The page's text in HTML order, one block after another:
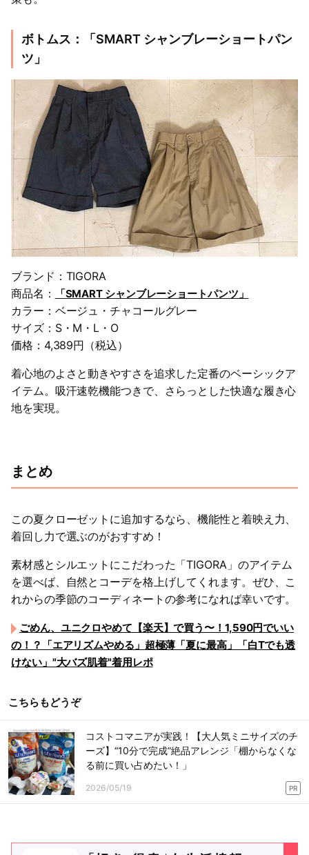
ボトムス：「SMART シャンブレーショートパン
ツ」
ブランド：TIGORA
商品名：
「SMART シャンブレーショートパンツ」
カラー：ベージュ・チャコールグレー
サイズ：S・M・L・O
価格：4,389円（税込）
着心地のよさと動きやすさを追求した定番のベーシックア
イテム。吸汗速乾機能つきで、さらっとした快適な履き心
地を実現。
まとめ
この夏クローゼットに追加するなら、機能性と着映え力、
着回し力で選ぶのがおすすめ！
素材感とシルエットにこだわった「TIGORA」のアイテム
を選べば、自然とコーデを格上げしてくれます。ぜひ、こ
れからの季節のコーディネートの参考になれば幸いです。
ごめん、ユニクロやめて【楽天】で買う〜！1,590円でいい
の！？「エアリズムやめる」超極薄「夏に最高」「白Tでも透
けない」"大バズ肌着"着用レポ
こちらもどうぞ
コストコマニアが実践！【大人気ミニサイズのチ
ーズ】“10分で完成”絶品アレンジ「棚からなくな
る前に買い占めたい！」
2026/05/19 PR